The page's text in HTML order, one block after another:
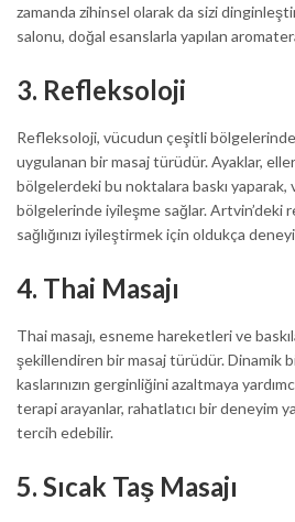
zamanda zihinsel olarak da sizi
salonu, doğal esanslarla yapılan
3. Refleksoloji
Refleksoloji, vücudun çeşitli
uygulanan bir masaj türüdür. Ayaklar,
bölgelerdeki bu noktalara baskı
bölgelerinde iyileşme sağlar.
sağlığınızı iyileştirmek için oldukça
4. Thai Masajı
Thai masajı, esneme hareketleri ve
şekillendiren bir masaj türüdür. Dinamik
kaslarınızın gerginliğini azaltmaya
terapi arayanlar, rahatlatıcı bir deneyim
tercih edebilir.
5. Sıcak Taş Masajı